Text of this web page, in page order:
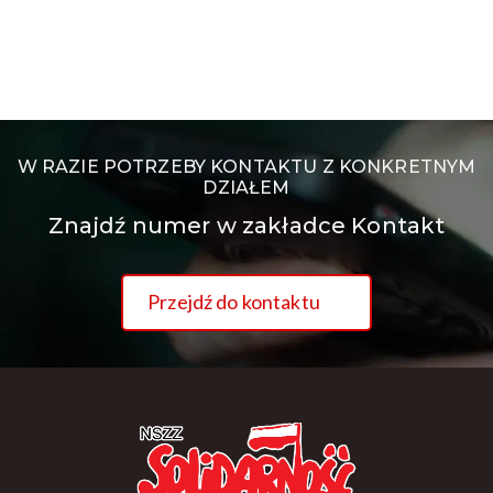
W RAZIE POTRZEBY KONTAKTU Z KONKRETNYM
DZIAŁEM
Znajdź numer w zakładce Kontakt
Przejdź do kontaktu